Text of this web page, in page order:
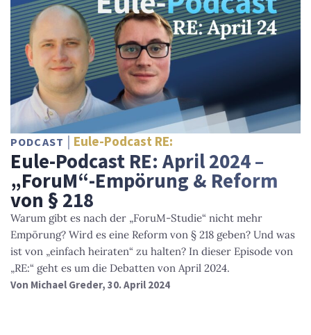
PODCAST Eule-Podcast RE:
Eule-Podcast RE: April 2024 –
„ForuM“-Empörung & Reform
von § 218
Warum gibt es nach der „ForuM-Studie“ nicht mehr
Empörung? Wird es eine Reform von § 218 geben? Und was
ist von „einfach heiraten“ zu halten? In dieser Episode von
„RE:“ geht es um die Debatten von April 2024.
Von Michael Greder, 30. April 2024